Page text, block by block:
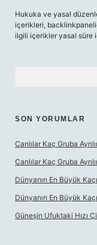
Hukuka ve yasal
içerikleri,
ilgili içerikler yasal süre
SON YORUMLAR
Canlılar Kaç Gruba
Canlılar Kaç Gruba
Dünyanın En Büyük
Dünyanın En Büyük
Güneşin Ufuktaki Hızı